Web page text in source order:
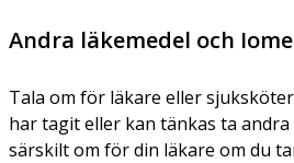
Andra läkemedel och
Tala om för läkare eller
har tagit eller kan tänkas ta andra
särskilt om för din läkare om du